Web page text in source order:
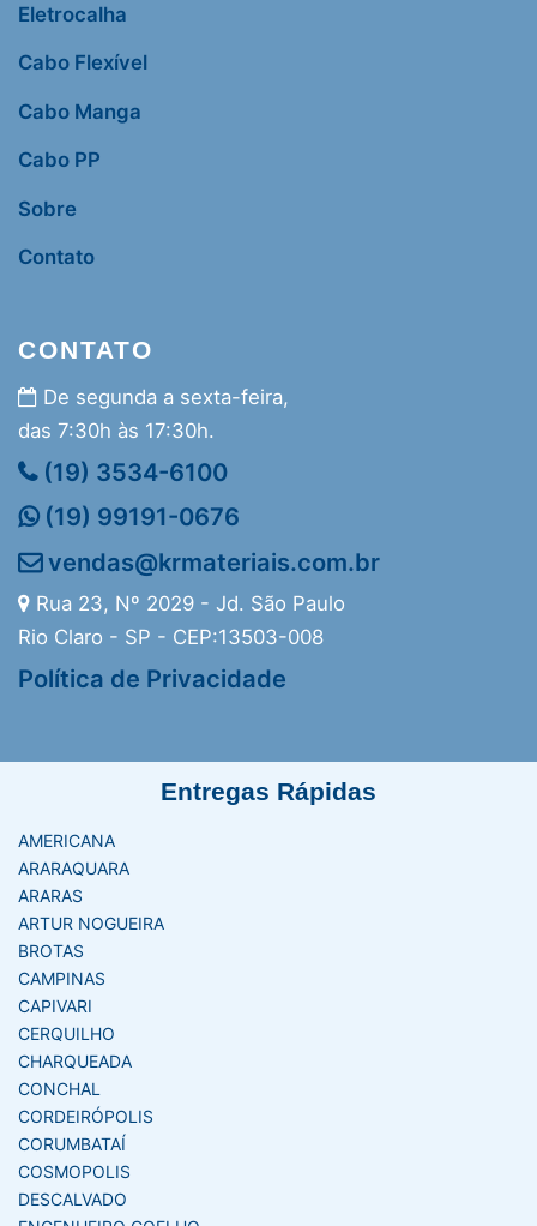
Eletrocalha
Cabo Flexível
Cabo Manga
Cabo PP
Sobre
Contato
CONTATO
De segunda a sexta-feira,
das 7:30h às 17:30h.
(19) 3534-6100
(19) 99191-0676
vendas@krmateriais.com.br
Rua 23, Nº 2029 - Jd. São Paulo
Rio Claro - SP - CEP:13503-008
Política de Privacidade
Entregas Rápidas
AMERICANA
ARARAQUARA
ARARAS
ARTUR NOGUEIRA
BROTAS
CAMPINAS
CAPIVARI
CERQUILHO
CHARQUEADA
CONCHAL
CORDEIRÓPOLIS
CORUMBATAÍ
COSMOPOLIS
DESCALVADO